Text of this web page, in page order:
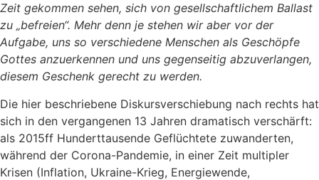
Zeit gekommen sehen, sich von gesellschaftlichem Ballast
zu „befreien“. Mehr denn je stehen wir aber vor der
Aufgabe, uns so verschiedene Menschen als Geschöpfe
Gottes anzuerkennen und uns gegenseitig abzuverlangen,
diesem Geschenk gerecht zu werden.
Die hier beschriebene Diskursverschiebung nach rechts hat
sich in den vergangenen 13 Jahren dramatisch verschärft:
als 2015ff Hunderttausende Geflüchtete zuwanderten,
während der Corona-Pandemie, in einer Zeit multipler
Krisen (Inflation, Ukraine-Krieg, Energiewende,